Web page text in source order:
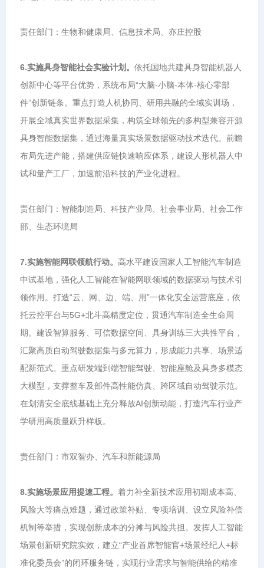
责任部门：生物和健康局、信息技术局、亦庄控股
6.实施具身智能社会实验计划。 依托国地共建具身智能机器人
创新中心等平台优势，系统布局“大脑-小脑-本体-核心零部
件”创新链条。重点打造人机协同、研用共融的全域实训场，
开展全域真实世界数据采集，构筑全球领先的多构型兼容开源
具身智能数据集，通过海量真实场景数据驱动技术迭代。前瞻
布局先进产能，搭建供应链快速响应体系，建设人形机器人中
试和量产工厂，加速前沿科技的产业化进程。
责任部门：智能制造局、科技产业局、社会事业局、社会工作
部、生态环境局
7.实施智能网联领航行动。 高水平建设国家人工智能汽车制造
中试基地，强化人工智能在智能网联领域的数据驱动与技术引
领作用。打造“云、网、边、端、用”一体化安全运营底座，依
托云控平台与5G+北斗高精度定位，贯通汽车制造全生命周
期。建设智算服务、可信数据空间、具身训练三大共性平台，
汇聚高质自动驾驶数据集与多元算力，形成能力共享、场景适
配新范式。重点研发端到端智能驾驶、智能座舱及具身多模态
大模型，支撑整车及部件高性能仿真、跨区域自动驾驶示范。
在划清安全底线基础上充分释放AI创新动能，打造汽车行业产
学研用高质量跃升样板。
责任部门：市双智办、汽车和新能源局
8.实施场景应用提速工程。 着力补全新技术应用初期成本高、
风险大等痛点难题，通过政策补贴、专项培训、设立风险补偿
机制等举措，实现创新成本的分摊与风险共担。发挥人工智能
场景创新研究院实效，建立“产业首席智能官+场景经纪人+标
准化委员会”的闭环服务链，实现行业需求与智能供给的精准